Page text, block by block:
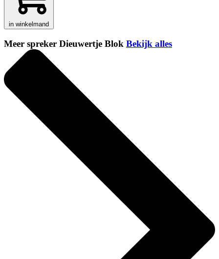
in winkelmand
Meer spreker Dieuwertje Blok Bekijk alles